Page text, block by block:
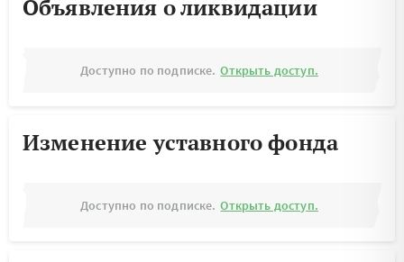
Объявления о ликвидации
Доступно по подписке. Открыть доступ.
Изменение уставного фонда
Доступно по подписке. Открыть доступ.